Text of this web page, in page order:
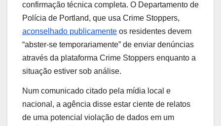
confirmação técnica completa. O Departamento de
Polícia de Portland, que usa Crime Stoppers,
aconselhado publicamente os residentes devem
“abster-se temporariamente” de enviar denúncias
através da plataforma Crime Stoppers enquanto a
situação estiver sob análise.
Num comunicado citado pela mídia local e
nacional, a agência disse estar ciente de relatos
de uma potencial violação de dados em um